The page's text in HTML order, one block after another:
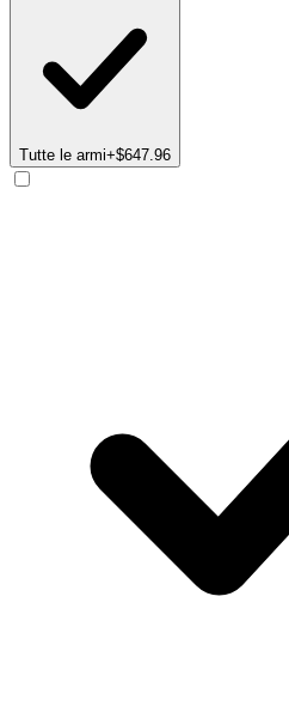
Tutte le armi+$647.96